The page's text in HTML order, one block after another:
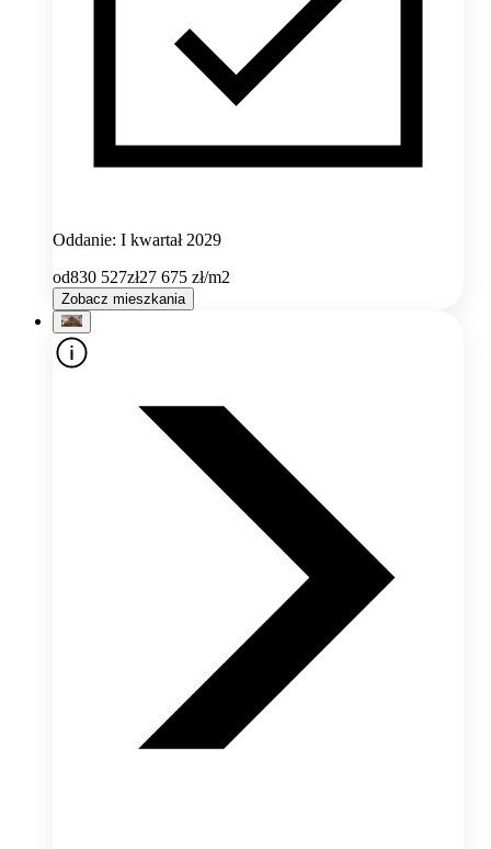
Oddanie: I kwartał 2029
od830 527zł27 675 zł/m2
Zobacz mieszkania